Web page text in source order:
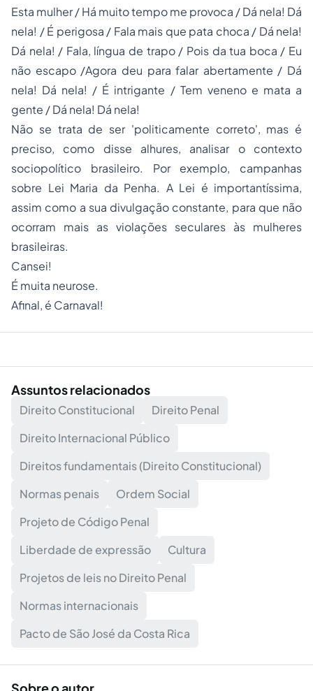
Esta mulher / Há muito tempo me provoca / Dá nela! Dá
nela! / É perigosa / Fala mais que pata choca / Dá nela!
Dá nela! / Fala, língua de trapo / Pois da tua boca / Eu
não escapo /Agora deu para falar abertamente / Dá
nela! Dá nela! / É intrigante / Tem veneno e mata a
gente / Dá nela! Dá nela!
Não se trata de ser 'politicamente correto', mas é
preciso, como disse alhures, analisar o contexto
sociopolítico brasileiro. Por exemplo, campanhas
sobre Lei Maria da Penha. A Lei é importantíssima,
assim como a sua divulgação constante, para que não
ocorram mais as violações seculares às mulheres
brasileiras.
Cansei!
É muita neurose.
Afinal, é Carnaval!
Assuntos relacionados
Direito Constitucional
Direito Penal
Direito Internacional Público
Direitos fundamentais (Direito Constitucional)
Normas penais
Ordem Social
Projeto de Código Penal
Liberdade de expressão
Cultura
Projetos de leis no Direito Penal
Normas internacionais
Pacto de São José da Costa Rica